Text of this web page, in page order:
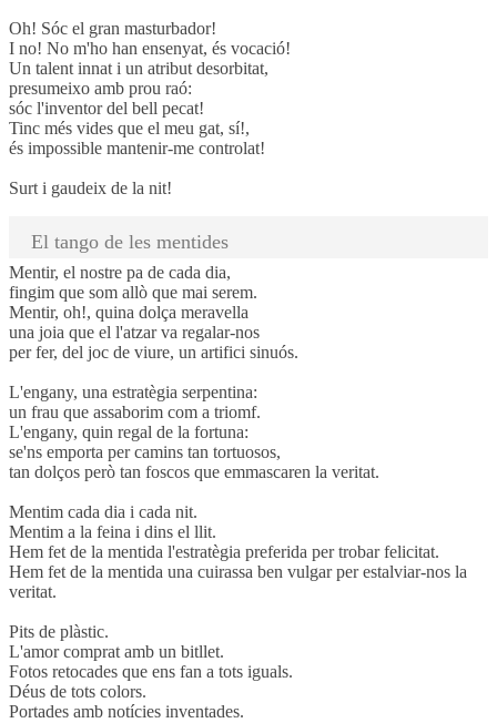
Oh! Sóc el gran masturbador!
I no! No m'ho han ensenyat, és vocació!
Un talent innat i un atribut desorbitat,
presumeixo amb prou raó:
sóc l'inventor del bell pecat!
Tinc més vides que el meu gat, sí!,
és impossible mantenir-me controlat!
Surt i gaudeix de la nit!
El tango de les mentides
Mentir, el nostre pa de cada dia,
fingim que som allò que mai serem.
Mentir, oh!, quina dolça meravella
una joia que el l'atzar va regalar-nos
per fer, del joc de viure, un artifici sinuós.
L'engany, una estratègia serpentina:
un frau que assaborim com a triomf.
L'engany, quin regal de la fortuna:
se'ns emporta per camins tan tortuosos,
tan dolços però tan foscos que emmascaren la veritat.
Mentim cada dia i cada nit.
Mentim a la feina i dins el llit.
Hem fet de la mentida l'estratègia preferida per trobar felicitat.
Hem fet de la mentida una cuirassa ben vulgar per estalviar-nos la
veritat.
Pits de plàstic.
L'amor comprat amb un bitllet.
Fotos retocades que ens fan a tots iguals.
Déus de tots colors.
Portades amb notícies inventades.